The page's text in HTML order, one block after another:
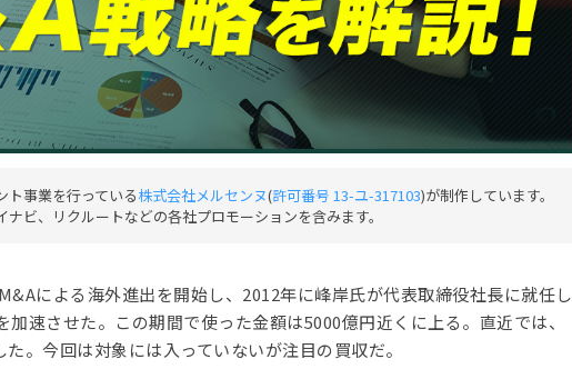
事業を行っている株式会社メルセンヌ(許可番号 13-ユ-317103)が制作しています。
ビ、リクルートなどの各社プロモーションを含みます。
による海外進出を開始し、2012年に峰岸氏が代表取締役社長に就任し
速させた。この期間で使った金額は5000億円近くに上る。直近では、
。今回は対象には入っていないが注目の買収だ。